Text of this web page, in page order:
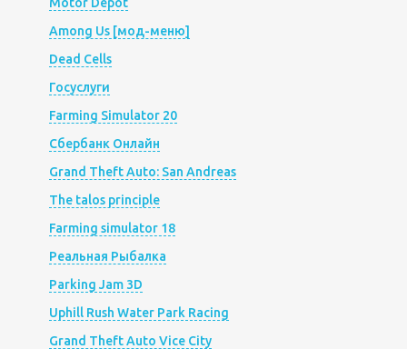
Among Us [мод-меню]
Dead Cells
Госуслуги
Farming Simulator 20
Сбербанк Онлайн
Grand Theft Auto: San Andreas
The talos principle
Farming simulator 18
Реальная Рыбалка
Parking Jam 3D
Uphill Rush Water Park Racing
Grand Theft Auto Vice City